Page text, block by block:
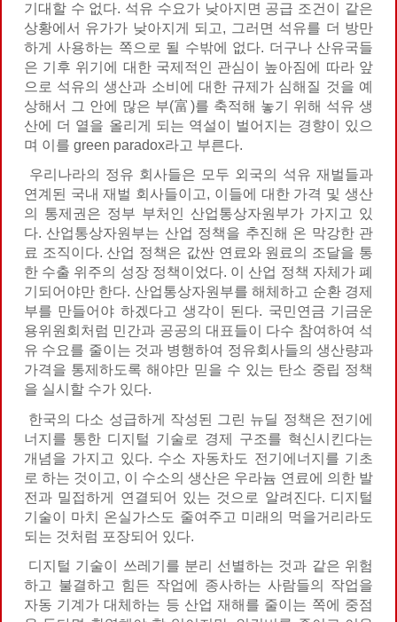
기대할 수 없다. 석유 수요가 낮아지면 공급 조건이 같은
상황에서 유가가 낮아지게 되고, 그러면 석유를 더 방만
하게 사용하는 쪽으로 될 수밖에 없다. 더구나 산유국들
은 기후 위기에 대한 국제적인 관심이 높아짐에 따라 앞
으로 석유의 생산과 소비에 대한 규제가 심해질 것을 예
상해서 그 안에 많은 부(富)를 축적해 놓기 위해 석유 생
산에 더 열을 올리게 되는 역설이 벌어지는 경향이 있으
며 이를 green paradox라고 부른다.
우리나라의 정유 회사들은 모두 외국의 석유 재벌들과
연계된 국내 재벌 회사들이고, 이들에 대한 가격 및 생산
의 통제권은 정부 부처인 산업통상자원부가 가지고 있
다. 산업통상자원부는 산업 정책을 추진해 온 막강한 관
료 조직이다. 산업 정책은 값싼 연료와 원료의 조달을 통
한 수출 위주의 성장 정책이었다. 이 산업 정책 자체가 폐
기되어야만 한다. 산업통상자원부를 해체하고 순환 경제
부를 만들어야 하겠다고 생각이 된다. 국민연금 기금운
용위원회처럼 민간과 공공의 대표들이 다수 참여하여 석
유 수요를 줄이는 것과 병행하여 정유회사들의 생산량과
가격을 통제하도록 해야만 믿을 수 있는 탄소 중립 정책
을 실시할 수가 있다.
한국의 다소 성급하게 작성된 그린 뉴딜 정책은 전기에
너지를 통한 디지털 기술로 경제 구조를 혁신시킨다는
개념을 가지고 있다. 수소 자동차도 전기에너지를 기초
로 하는 것이고, 이 수소의 생산은 우라늄 연료에 의한 발
전과 밀접하게 연결되어 있는 것으로 알려진다. 디지털
기술이 마치 온실가스도 줄여주고 미래의 먹을거리라도
되는 것처럼 포장되어 있다.
디지털 기술이 쓰레기를 분리 선별하는 것과 같은 위험
하고 불결하고 힘든 작업에 종사하는 사람들의 작업을
자동 기계가 대체하는 등 산업 재해를 줄이는 쪽에 중점